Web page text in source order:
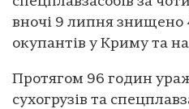
вночі 9 липня знищено
окупантів у Криму та на
Протягом 96 годин
сухогрузів та